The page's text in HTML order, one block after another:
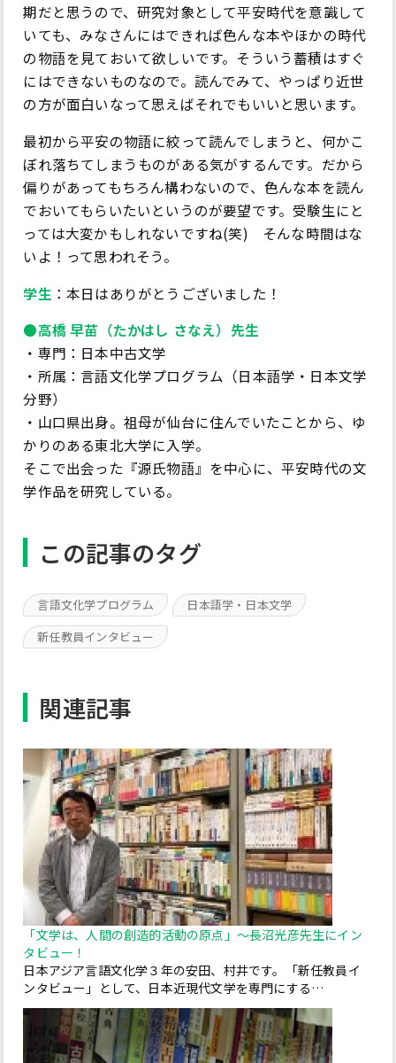
期だと思うので、研究対象として平安時代を意識して
いても、みなさんにはできれば色んな本やほかの時代
の物語を見ておいて欲しいです。そういう蓄積はすぐ
にはできないものなので。読んでみて、やっぱり近世
の方が面白いなって思えばそれでもいいと思います。
最初から平安の物語に絞って読んでしまうと、何かこ
ぼれ落ちてしまうものがある気がするんです。だから
偏りがあってもちろん構わないので、色んな本を読ん
でおいてもらいたいというのが要望です。受験生にと
っては大変かもしれないですね(笑) そんな時間はな
いよ！って思われそう。
学生 ：本日はありがとうございました！
●高橋 早苗（たかはし さなえ）先生
・専門：日本中古文学
・所属：言語文化学プログラム（日本語学・日本文学
分野）
・山口県出身。祖母が仙台に住んでいたことから、ゆ
かりのある東北大学に入学。
そこで出会った『源氏物語』を中心に、平安時代の文
学作品を研究している。
この記事のタグ
言語文化学プログラム
日本語学・日本文学
新任教員インタビュー
関連記事
「文学は、人間の創造的活動の原点」～長沼光彦先生にイン
タビュー！
日本アジア言語文化学３年の安田、村井です。「新任教員イ
ンタビュー」として、日本近現代文学を専門にする…